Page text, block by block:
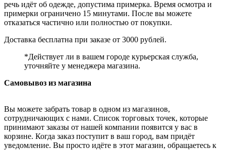
речь идёт об одежде, допустима примерка. Время осмотра и
примерки ограничено 15 минутами. После вы можете
отказаться частично или полностью от покупки.
Доставка бесплатна при заказе от 3000 рублей.
*Действует ли в вашем городе курьерская служба,
уточняйте у менеджера магазина.
Самовывоз из магазина
Вы можете забрать товар в одном из магазинов,
сотрудничающих с нами. Список торговых точек, которые
принимают заказы от нашей компании появится у вас в
корзине. Когда заказ поступит в ваш город, вам придёт
уведомление. Вы просто идёте в этот магазин, обращаетесь к